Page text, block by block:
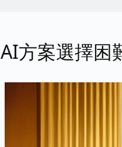
AI方案選擇困